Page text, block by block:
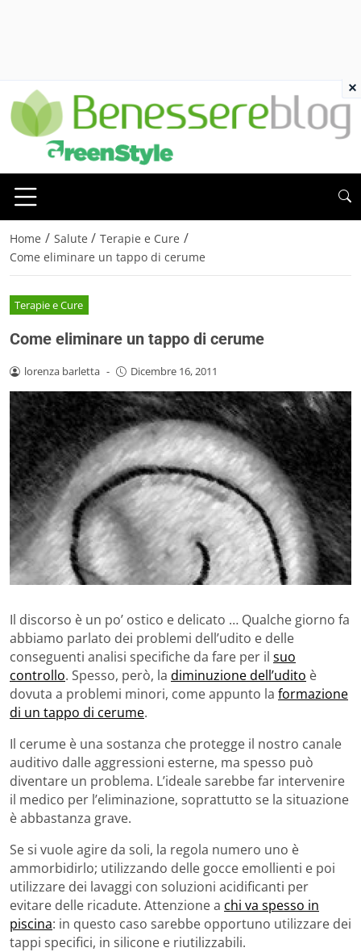
Home / Salute / Terapie e Cure /
Come eliminare un tappo di cerume
Terapie e Cure
Come eliminare un tappo di cerume
lorenza barletta - Dicembre 16, 2011
Il discorso è un po’ ostico e delicato … Qualche giorno fa
abbiamo parlato dei problemi dell’udito e delle
conseguenti analisi specifiche da fare per il suo
controllo. Spesso, però, la diminuzione dell’udito è
dovuta a problemi minori, come appunto la formazione
di un tappo di cerume.
Il cerume è una sostanza che protegge il nostro canale
auditivo dalle aggressioni esterne, ma spesso può
diventare un problema. L’ideale sarebbe far intervenire
il medico per l’eliminazione, soprattutto se la situazione
è abbastanza grave.
Se si vuole agire da soli, la regola numero uno è
ammorbidirlo; utilizzando delle gocce emollienti e poi
utilizzare dei lavaggi con soluzioni acidificanti per
evitare delle ricadute. Attenzione a chi va spesso in
piscina: in questo caso sarebbe opportuno utilizzare dei
tappi specifici, in silicone e riutilizzabili.
×